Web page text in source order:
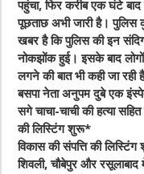
पहुंचा, फिर करीब एक घंटे बाद
पूछताछ अभी जारी है। पुलिस
खबर है कि पुलिस की इन
नोकझोंक हुई। इसके बाद
लगने की बात भी कही जा रही
बसपा नेता अनुपम दुबे एक
सगे चाचा-चाची की हत्या
की लिस्टिंग शुरू*
विकास की संपत्ति की
शिवली, चौबेपुर और